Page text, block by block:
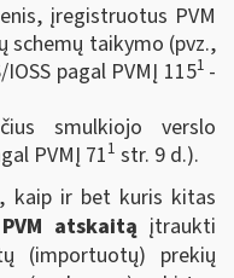
įregistruotus PVM
schemų taikymo (pvz.,
pagal PVMĮ 1151 -
smulkiojo verslo
PVMĮ 711 str. 9 d.).
kaip ir bet kuris kitas
atskaitą įtraukti
(importuotų) prekių